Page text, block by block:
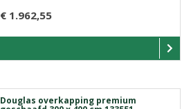
€ 1.962,55
Douglas overkapping premium